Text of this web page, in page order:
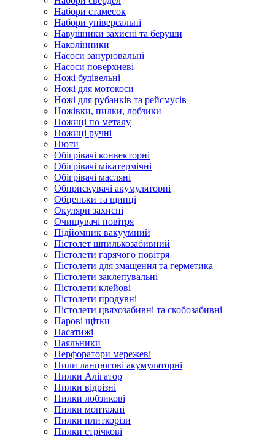
Набори стамесок
Набори універсальні
Навушники захисні та беруши
Наколінники
Насоси занурювальні
Насоси поверхневі
Ножі будівельні
Ножі для мотокоси
Ножі для рубанків та рейсмусів
Ножівки, пилки, лобзики
Ножиці по металу
Ножиці ручні
Нюти
Обігрівачі конвекторні
Обігрівачі мікатермічні
Обігрівачі масляні
Обприскувачі акумуляторні
Обценьки та щипці
Окуляри захисні
Очищувачі повітря
Підйомник вакуумний
Пістолет шпилькозабивний
Пістолети гарячого повітря
Пістолети для змащення та герметика
Пістолети заклепувальні
Пістолети клейові
Пістолети продувні
Пістолети цвяхозабивні та скобозабивні
Парові щітки
Пасатижі
Паяльники
Перфоратори мережеві
Пили ланцюгові акумуляторні
Пилки Алігатор
Пилки відрізні
Пилки лобзикові
Пилки монтажні
Пилки плиткорізи
Пилки стрічкові